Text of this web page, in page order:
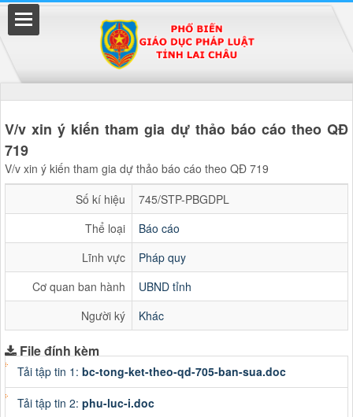
V/v xin ý kiến tham gia dự thảo báo cáo theo QĐ
719
V/v xin ý kiến tham gia dự thảo báo cáo theo QĐ 719
Số kí hiệu
745/STP-PBGDPL
Thể loại
Báo cáo
Lĩnh vực
Pháp quy
Cơ quan ban hành
UBND tỉnh
Người ký
Khác
File đính kèm
Tải tập tin 1: bc-tong-ket-theo-qd-705-ban-sua.doc
Tải tập tin 2: phu-luc-i.doc
Đã kết nối EMC